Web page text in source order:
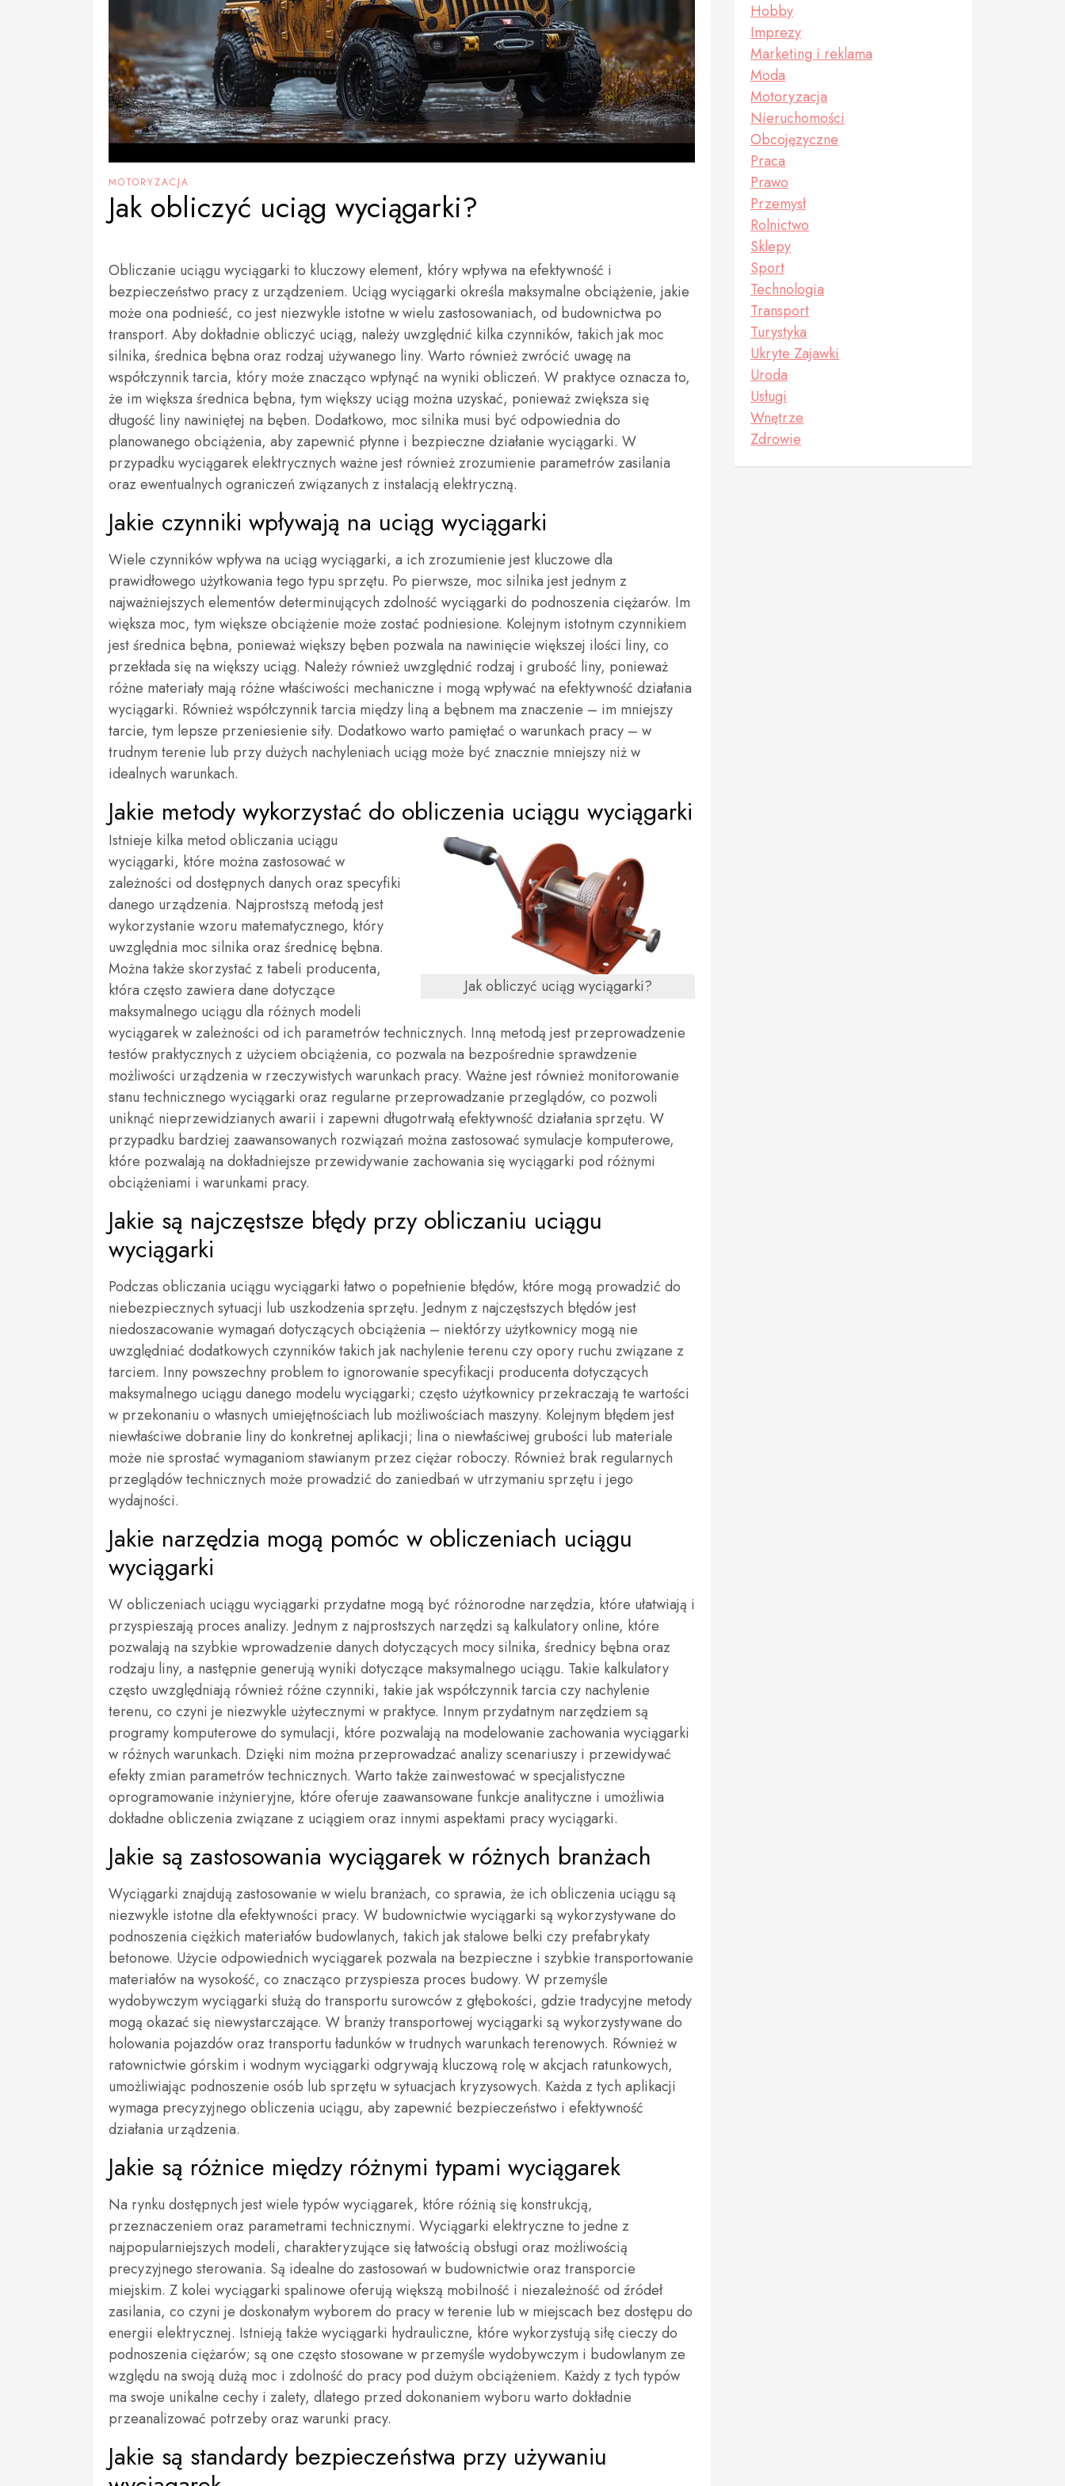
MOTORYZACJA
Jak obliczyć uciąg wyciągarki?
Obliczanie uciągu wyciągarki to kluczowy element, który wpływa na efektywność i
bezpieczeństwo pracy z urządzeniem. Uciąg wyciągarki określa maksymalne obciążenie, jakie
może ona podnieść, co jest niezwykle istotne w wielu zastosowaniach, od budownictwa po
transport. Aby dokładnie obliczyć uciąg, należy uwzględnić kilka czynników, takich jak moc
silnika, średnica bębna oraz rodzaj używanego liny. Warto również zwrócić uwagę na
współczynnik tarcia, który może znacząco wpłynąć na wyniki obliczeń. W praktyce oznacza to,
że im większa średnica bębna, tym większy uciąg można uzyskać, ponieważ zwiększa się
długość liny nawiniętej na bęben. Dodatkowo, moc silnika musi być odpowiednia do
planowanego obciążenia, aby zapewnić płynne i bezpieczne działanie wyciągarki. W
przypadku wyciągarek elektrycznych ważne jest również zrozumienie parametrów zasilania
oraz ewentualnych ograniczeń związanych z instalacją elektryczną.
Jakie czynniki wpływają na uciąg wyciągarki
Wiele czynników wpływa na uciąg wyciągarki, a ich zrozumienie jest kluczowe dla
prawidłowego użytkowania tego typu sprzętu. Po pierwsze, moc silnika jest jednym z
najważniejszych elementów determinujących zdolność wyciągarki do podnoszenia ciężarów. Im
większa moc, tym większe obciążenie może zostać podniesione. Kolejnym istotnym czynnikiem
jest średnica bębna, ponieważ większy bęben pozwala na nawinięcie większej ilości liny, co
przekłada się na większy uciąg. Należy również uwzględnić rodzaj i grubość liny, ponieważ
różne materiały mają różne właściwości mechaniczne i mogą wpływać na efektywność działania
wyciągarki. Również współczynnik tarcia między liną a bębnem ma znaczenie – im mniejszy
tarcie, tym lepsze przeniesienie siły. Dodatkowo warto pamiętać o warunkach pracy – w
trudnym terenie lub przy dużych nachyleniach uciąg może być znacznie mniejszy niż w
idealnych warunkach.
Jakie metody wykorzystać do obliczenia uciągu wyciągarki
Jak obliczyć uciąg wyciągarki?
Istnieje kilka metod obliczania uciągu
wyciągarki, które można zastosować w
zależności od dostępnych danych oraz specyfiki
danego urządzenia. Najprostszą metodą jest
wykorzystanie wzoru matematycznego, który
uwzględnia moc silnika oraz średnicę bębna.
Można także skorzystać z tabeli producenta,
która często zawiera dane dotyczące
maksymalnego uciągu dla różnych modeli
wyciągarek w zależności od ich parametrów technicznych. Inną metodą jest przeprowadzenie
testów praktycznych z użyciem obciążenia, co pozwala na bezpośrednie sprawdzenie
możliwości urządzenia w rzeczywistych warunkach pracy. Ważne jest również monitorowanie
stanu technicznego wyciągarki oraz regularne przeprowadzanie przeglądów, co pozwoli
uniknąć nieprzewidzianych awarii i zapewni długotrwałą efektywność działania sprzętu. W
przypadku bardziej zaawansowanych rozwiązań można zastosować symulacje komputerowe,
które pozwalają na dokładniejsze przewidywanie zachowania się wyciągarki pod różnymi
obciążeniami i warunkami pracy.
Jakie są najczęstsze błędy przy obliczaniu uciągu
wyciągarki
Podczas obliczania uciągu wyciągarki łatwo o popełnienie błędów, które mogą prowadzić do
niebezpiecznych sytuacji lub uszkodzenia sprzętu. Jednym z najczęstszych błędów jest
niedoszacowanie wymagań dotyczących obciążenia – niektórzy użytkownicy mogą nie
uwzględniać dodatkowych czynników takich jak nachylenie terenu czy opory ruchu związane z
tarciem. Inny powszechny problem to ignorowanie specyfikacji producenta dotyczących
maksymalnego uciągu danego modelu wyciągarki; często użytkownicy przekraczają te wartości
w przekonaniu o własnych umiejętnościach lub możliwościach maszyny. Kolejnym błędem jest
niewłaściwe dobranie liny do konkretnej aplikacji; lina o niewłaściwej grubości lub materiale
może nie sprostać wymaganiom stawianym przez ciężar roboczy. Również brak regularnych
przeglądów technicznych może prowadzić do zaniedbań w utrzymaniu sprzętu i jego
wydajności.
Jakie narzędzia mogą pomóc w obliczeniach uciągu
wyciągarki
W obliczeniach uciągu wyciągarki przydatne mogą być różnorodne narzędzia, które ułatwiają i
przyspieszają proces analizy. Jednym z najprostszych narzędzi są kalkulatory online, które
pozwalają na szybkie wprowadzenie danych dotyczących mocy silnika, średnicy bębna oraz
rodzaju liny, a następnie generują wyniki dotyczące maksymalnego uciągu. Takie kalkulatory
często uwzględniają również różne czynniki, takie jak współczynnik tarcia czy nachylenie
terenu, co czyni je niezwykle użytecznymi w praktyce. Innym przydatnym narzędziem są
programy komputerowe do symulacji, które pozwalają na modelowanie zachowania wyciągarki
w różnych warunkach. Dzięki nim można przeprowadzać analizy scenariuszy i przewidywać
efekty zmian parametrów technicznych. Warto także zainwestować w specjalistyczne
oprogramowanie inżynieryjne, które oferuje zaawansowane funkcje analityczne i umożliwia
dokładne obliczenia związane z uciągiem oraz innymi aspektami pracy wyciągarki.
Jakie są zastosowania wyciągarek w różnych branżach
Wyciągarki znajdują zastosowanie w wielu branżach, co sprawia, że ich obliczenia uciągu są
niezwykle istotne dla efektywności pracy. W budownictwie wyciągarki są wykorzystywane do
podnoszenia ciężkich materiałów budowlanych, takich jak stalowe belki czy prefabrykaty
betonowe. Użycie odpowiednich wyciągarek pozwala na bezpieczne i szybkie transportowanie
materiałów na wysokość, co znacząco przyspiesza proces budowy. W przemyśle
wydobywczym wyciągarki służą do transportu surowców z głębokości, gdzie tradycyjne metody
mogą okazać się niewystarczające. W branży transportowej wyciągarki są wykorzystywane do
holowania pojazdów oraz transportu ładunków w trudnych warunkach terenowych. Również w
ratownictwie górskim i wodnym wyciągarki odgrywają kluczową rolę w akcjach ratunkowych,
umożliwiając podnoszenie osób lub sprzętu w sytuacjach kryzysowych. Każda z tych aplikacji
wymaga precyzyjnego obliczenia uciągu, aby zapewnić bezpieczeństwo i efektywność
działania urządzenia.
Jakie są różnice między różnymi typami wyciągarek
Na rynku dostępnych jest wiele typów wyciągarek, które różnią się konstrukcją,
przeznaczeniem oraz parametrami technicznymi. Wyciągarki elektryczne to jedne z
najpopularniejszych modeli, charakteryzujące się łatwością obsługi oraz możliwością
precyzyjnego sterowania. Są idealne do zastosowań w budownictwie oraz transporcie
miejskim. Z kolei wyciągarki spalinowe oferują większą mobilność i niezależność od źródeł
zasilania, co czyni je doskonałym wyborem do pracy w terenie lub w miejscach bez dostępu do
energii elektrycznej. Istnieją także wyciągarki hydrauliczne, które wykorzystują siłę cieczy do
podnoszenia ciężarów; są one często stosowane w przemyśle wydobywczym i budowlanym ze
względu na swoją dużą moc i zdolność do pracy pod dużym obciążeniem. Każdy z tych typów
ma swoje unikalne cechy i zalety, dlatego przed dokonaniem wyboru warto dokładnie
przeanalizować potrzeby oraz warunki pracy.
Jakie są standardy bezpieczeństwa przy używaniu
Hobby
Imprezy
Marketing i reklama
Moda
Motoryzacja
Nieruchomości
Obcojęzyczne
Praca
Prawo
Przemysł
Rolnictwo
Sklepy
Sport
Technologia
Transport
Turystyka
Ukryte Zajawki
Uroda
Usługi
Wnętrze
Zdrowie